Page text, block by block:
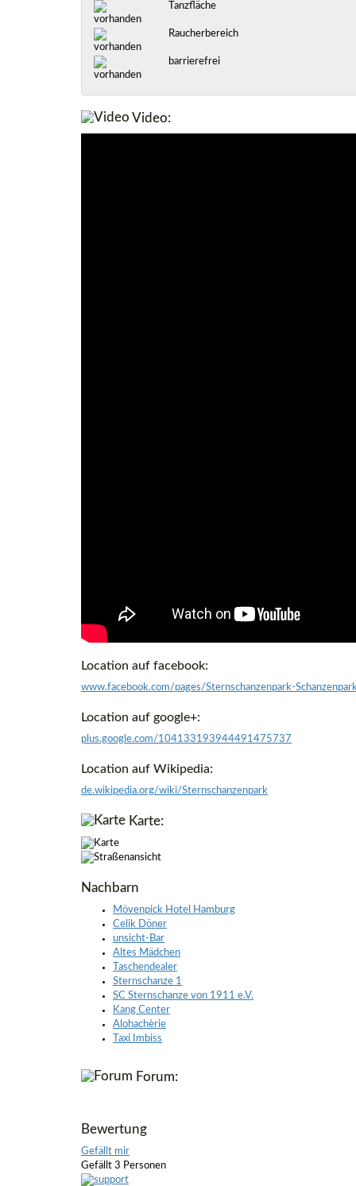
Tanzfläche
Raucherbereich
barrierefrei
Video:
Location auf facebook:
www.facebook.com/pages/Sternschanzenpark-
Location auf google+:
plus.google.com/104133193944491475737
Location auf Wikipedia:
de.wikipedia.org/wiki/Sternschanzenpark
Karte:
Nachbarn
Mövenpick Hotel Hamburg
Celik Döner
unsicht-Bar
Altes Mädchen
Taschendealer
Sternschanze 1
SC Sternschanze von 1911 e.V.
Kang Center
Alohachèrie
Taxi Imbiss
Forum:
Bewertung
Gefällt mir
Gefällt 3 Personen